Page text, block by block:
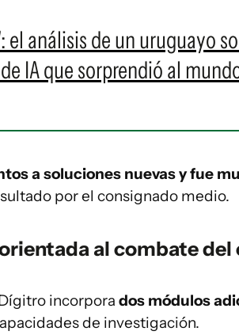
el análisis de un uruguayo
IA que sorprendió al
a soluciones nuevas y fue
por el consignado medio.
al combate
incorpora dos módulos
de investigación.